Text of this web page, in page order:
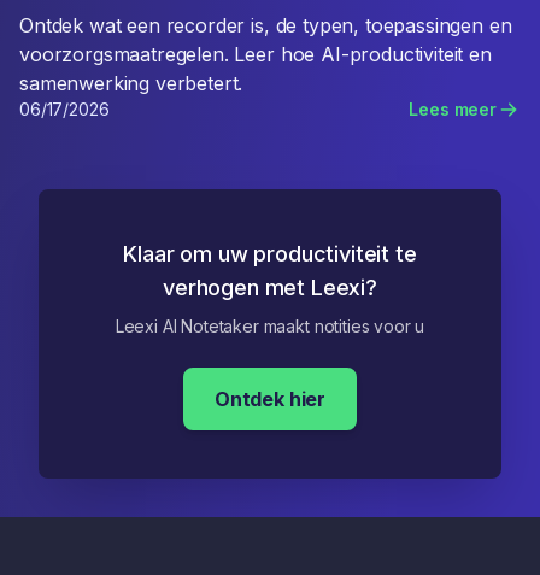
Ontdek wat een recorder is, de typen, toepassingen en
voorzorgsmaatregelen. Leer hoe AI-productiviteit en
samenwerking verbetert.
06/17/2026 Lees meer
Klaar om uw productiviteit te
verhogen met Leexi?
Leexi AI Notetaker maakt notities voor u
Ontdek hier